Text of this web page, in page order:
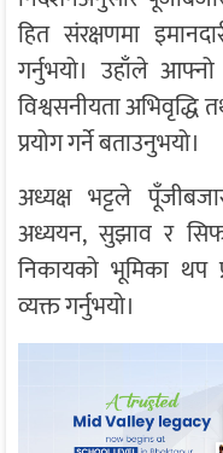
हित संरक्षणमा
गर्नुभयो। उहाँले
विश्वसनीयता अभिवृद्धि
प्रयोग गर्ने बताउनुभयो।
अध्यक्ष भट्टले
अध्ययन, सुझाव र
निकायको भूमिका थप
व्यक्त गर्नुभयो।